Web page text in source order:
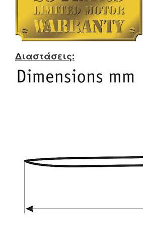
Διαστάσεις: